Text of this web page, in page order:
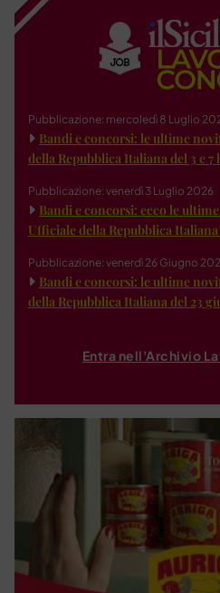
Pubblicazione: mercoledì 8 Luglio
Bandi e concorsi: le ultime
della Repubblica Italiana del 3 e 7
Pubblicazione: venerdì 3 Luglio 2026
Bandi e concorsi: ecco le
Ufficiale della Repubblica
Pubblicazione: venerdì 26 Giugno
Bandi e concorsi: le ultime
della Repubblica Italiana del 23
Entra nell'Archivio